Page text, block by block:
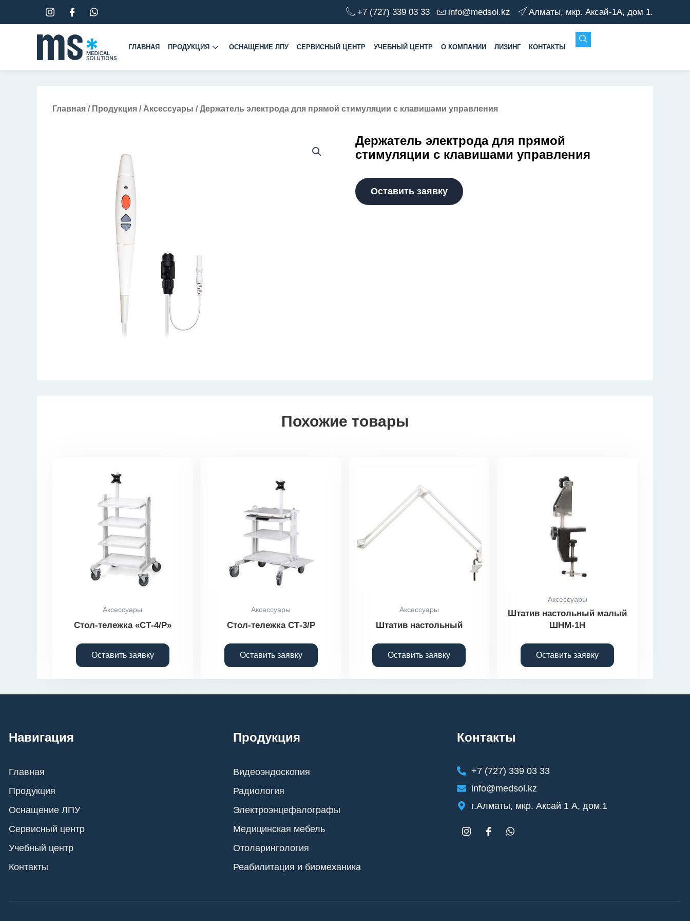
к
содержимому
+7 (727) 339 03 33 info@medsol.kz Алматы, мкр. Аксай-1А, дом 1.
ГЛАВНАЯ ПРОДУКЦИЯ ОСНАЩЕНИЕ ЛПУ СЕРВИСНЫЙ ЦЕНТР УЧЕБНЫЙ ЦЕНТР О КОМПАНИИ ЛИЗИНГ КОНТАКТЫ
Главная / Продукция / Аксессуары / Держатель электрода для прямой стимуляции с клавишами управления
Держатель электрода для прямой
стимуляции с клавишами управления
Оставить заявку
Похожие товары
Аксессуары
Стол-тележка «СТ-4/Р»
Оставить заявку
Аксессуары
Стол-тележка СТ-3/Р
Оставить заявку
Аксессуары
Штатив настольный
Оставить заявку
Аксессуары
Штатив настольный малый
ШНМ-1Н
Оставить заявку
Навигация
Главная
Продукция
Оснащение ЛПУ
Сервисный центр
Учебный центр
Контакты
Продукция
Видеоэндоскопия
Радиология
Электроэнцефалографы
Медицинская мебель
Отоларингология
Реабилитация и биомеханика
Контакты
+7 (727) 339 03 33
info@medsol.kz
г.Алматы, мкр. Аксай 1 А, дом.1